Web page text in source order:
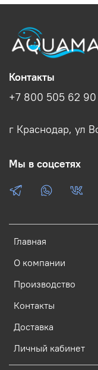
Главная
О компании
Производство
Контакты
Доставка
Личный кабинет
Контакты
+7 800 505 62 90
г Краснодар, ул
Мы в соцсетях